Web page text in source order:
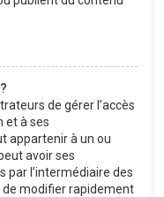
de gérer l’accès
et à ses
appartenir à un ou
avoir ses
par l’intermédiaire des
modifier rapidement